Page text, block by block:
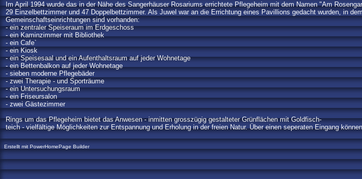
Im April 1994 wurde das in der Nähe des Sangerhäuser Rosariums errichtete Pflegeheim mit dem Namen "Am
29 Einzelbettzimmer und 47 Doppelbettzimmer. Als Juwel war an die Errichtung eines Pavillions gedacht wurden, in
Gemeinschaftseinrichtungen sind vorhanden:
- ein zentraler Speiseraum im Erdgeschoss
- ein Kaminzimmer mit Bibliothek
- ein Cafe`
- ein Kiosk
- ein Speisesaal und ein Aufenthaltsraum auf jeder Wohnetage
- ein Bettenbalkon auf jeder Wohnetage
- sieben moderne Pflegebäder
- zwei Therapie - und Sporträume
- ein Untersuchungsraum
- ein Friseursalon
- zwei Gästezimmer
Rings um das Pflegeheim bietet das Anwesen - inmitten grosszügig gestalteter Grünflächen mit Goldfisch-
teich - vielfältige Möglichkeiten zur Entspannung und Erholung in der freien Natur. Über einen seperaten Eingang
Erstellt mit PowerHomePage Builder